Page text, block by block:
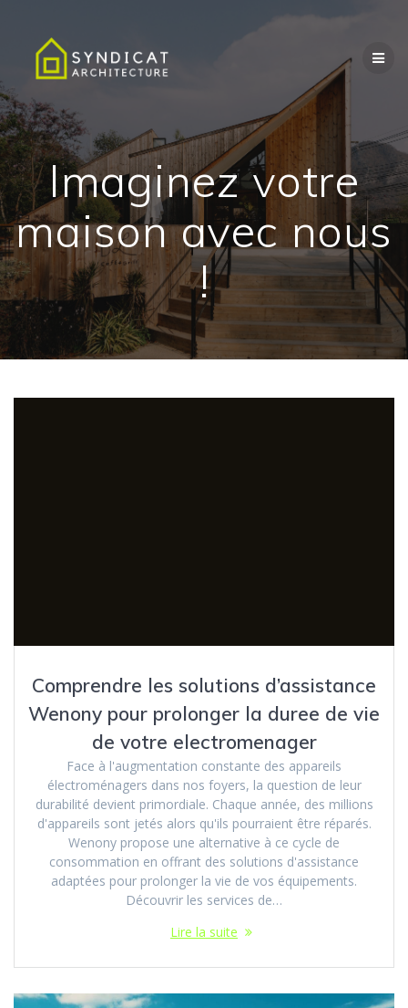
Imaginez votre
maison avec nous
!
Comprendre les solutions d’assistance
Wenony pour prolonger la duree de vie
de votre electromenager
Face à l'augmentation constante des appareils
électroménagers dans nos foyers, la question de leur
durabilité devient primordiale. Chaque année, des millions
d'appareils sont jetés alors qu'ils pourraient être réparés.
Wenony propose une alternative à ce cycle de
consommation en offrant des solutions d'assistance
adaptées pour prolonger la vie de vos équipements.
Découvrir les services de…
Lire la suite